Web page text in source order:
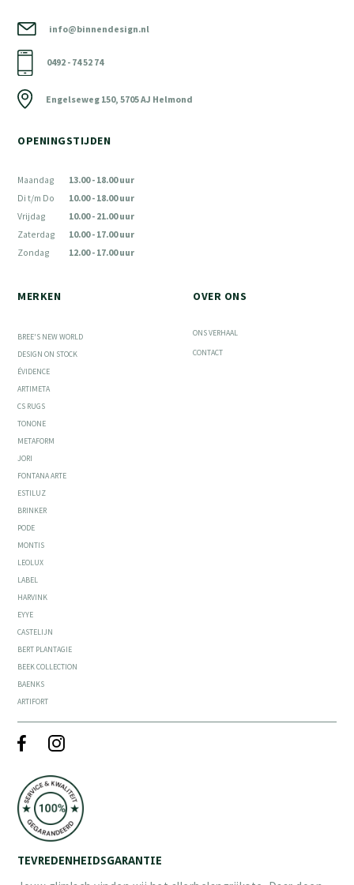
info@binnendesign.nl
0492 - 74 52 74
Engelseweg 150, 5705 AJ Helmond
OPENINGSTIJDEN
Maandag
Di t/m Do
Vrijdag
Zaterdag
Zondag
13.00 - 18.00 uur
10.00 - 18.00 uur
10.00 - 21.00 uur
10.00 - 17.00 uur
12.00 - 17.00 uur
MERKEN
BREE'S NEW WORLD
DESIGN ON STOCK
ÉVIDENCE
ARTIMETA
CS RUGS
TONONE
METAFORM
JORI
FONTANA ARTE
ESTILUZ
BRINKER
PODE
MONTIS
LEOLUX
LABEL
HARVINK
EYYE
CASTELIJN
BERT PLANTAGIE
BEEK COLLECTION
BAENKS
ARTIFORT
OVER ONS
ONS VERHAAL
CONTACT
TEVREDENHEIDSGARANTIE